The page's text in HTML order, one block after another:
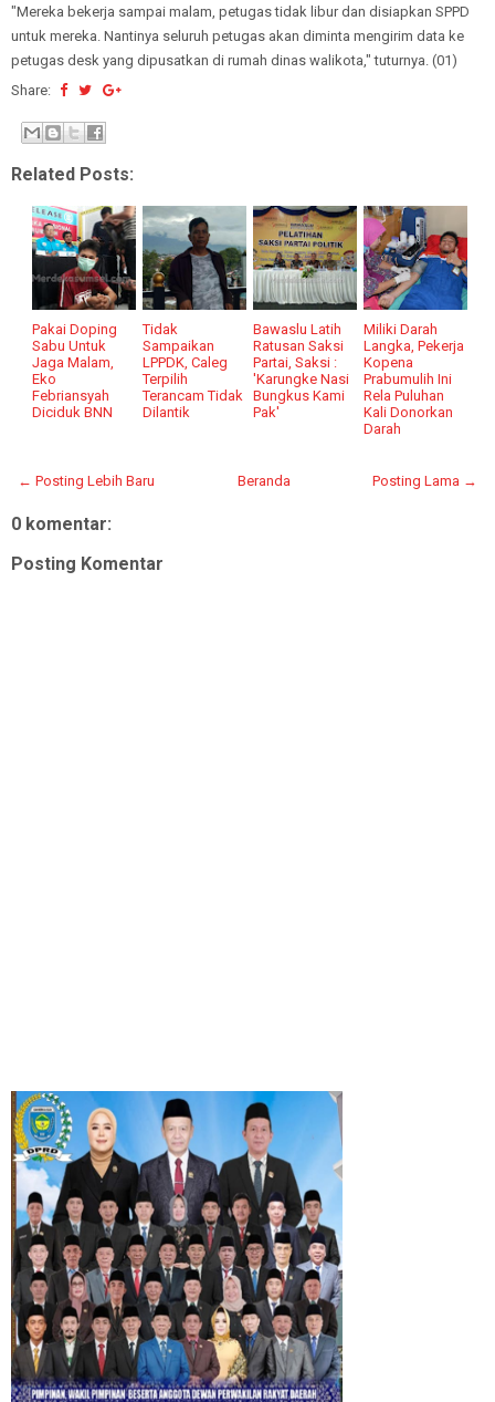
"Mereka bekerja sampai malam, petugas tidak libur dan disiapkan SPPD
untuk mereka. Nantinya seluruh petugas akan diminta mengirim data ke
petugas desk yang dipusatkan di rumah dinas walikota," tuturnya. (01)
Share:
Related Posts:
Pakai Doping
Sabu Untuk
Jaga Malam,
Eko
Febriansyah
Diciduk BNN
Tidak
Sampaikan
LPPDK, Caleg
Terpilih
Terancam Tidak
Dilantik
Bawaslu Latih
Ratusan Saksi
Partai, Saksi :
'Karungke Nasi
Bungkus Kami
Pak'
Miliki Darah
Langka, Pekerja
Kopena
Prabumulih Ini
Rela Puluhan
Kali Donorkan
Darah
← Posting Lebih Baru Posting Lama →
Beranda
0 komentar:
Posting Komentar